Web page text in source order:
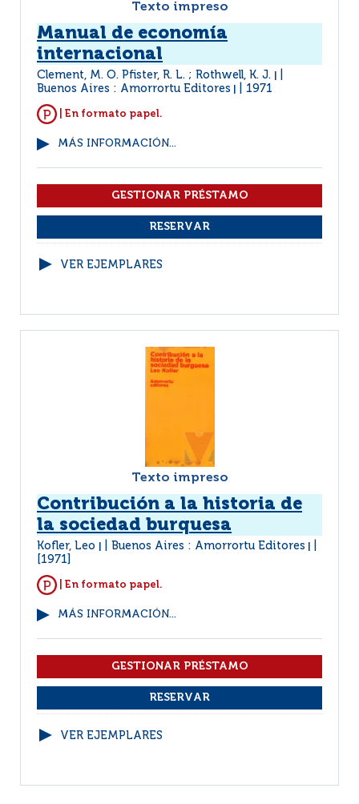
Texto impreso
Manual de economía
internacional
Clement, M. O. Pfister, R. L. ; Rothwell, K. J.
Buenos Aires : Amorrortu Editores 1971
| En formato papel.
MÁS INFORMACIÓN...
VER EJEMPLARES
Texto impreso
Contribución a la historia de
la sociedad burquesa
Kofler, Leo Buenos Aires : Amorrortu Editores
[1971]
| En formato papel.
MÁS INFORMACIÓN...
VER EJEMPLARES